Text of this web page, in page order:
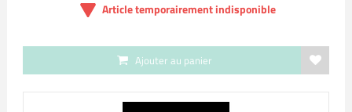
Article temporairement indisponible
Ajouter au panier